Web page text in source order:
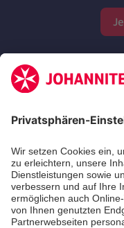
Zertifizierung
Die Johanniter
des